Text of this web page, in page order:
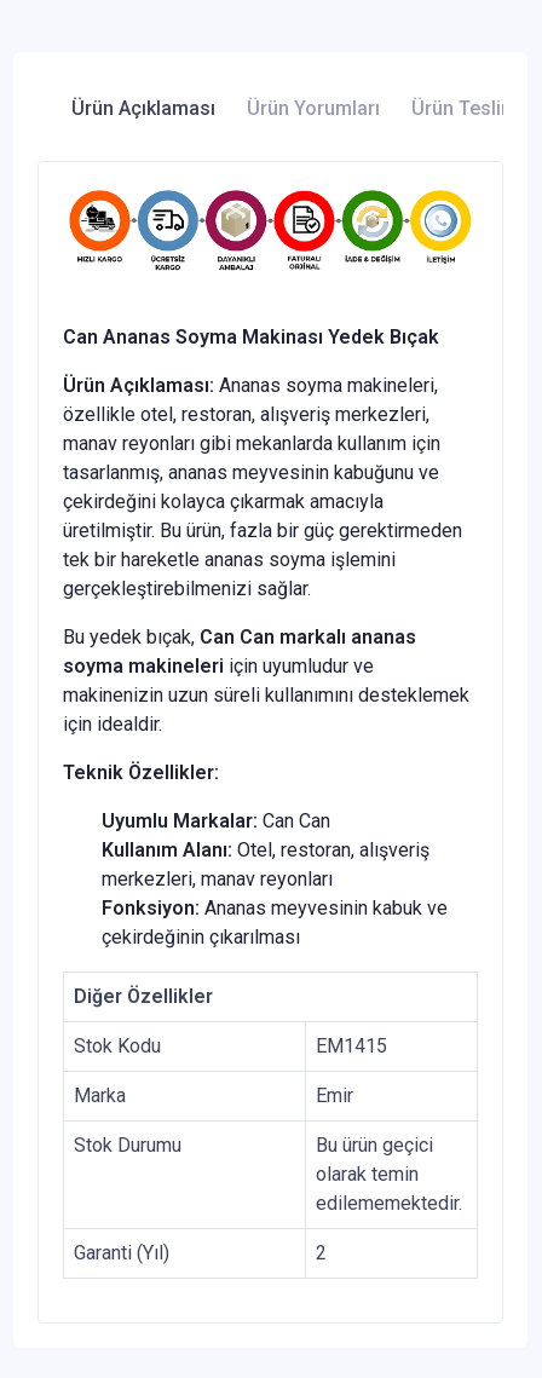
Ürün Açıklaması Ürün Yorumları Ürün
Can Ananas Soyma Makinası Yedek Bıçak
Ürün Açıklaması: Ananas soyma makineleri,
özellikle otel, restoran, alışveriş merkezleri,
manav reyonları gibi mekanlarda kullanım için
tasarlanmış, ananas meyvesinin kabuğunu ve
çekirdeğini kolayca çıkarmak amacıyla
üretilmiştir. Bu ürün, fazla bir güç gerektirmeden
tek bir hareketle ananas soyma işlemini
gerçekleştirebilmenizi sağlar.
Bu yedek bıçak, Can Can markalı ananas
soyma makineleri için uyumludur ve
makinenizin uzun süreli kullanımını desteklemek
için idealdir.
Teknik Özellikler:
Uyumlu Markalar: Can Can
Kullanım Alanı: Otel, restoran, alışveriş
merkezleri, manav reyonları
Fonksiyon: Ananas meyvesinin kabuk ve
çekirdeğinin çıkarılması
Diğer Özellikler
Stok Kodu EM1415
Marka Emir
Stok Durumu
Bu ürün geçici
olarak temin
edilememektedir.
Garanti (Yıl) 2